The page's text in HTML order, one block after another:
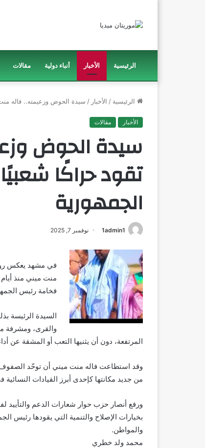
الرئيسية الأخبار أنباء دولية مقالات
الرئيسية / الأخبار / سيدة الحوض وزعيمته.. فاله منت
الأخبار مقالات
سيدة الحوض
تقود حراكًا
الجمهورية
1admin1 نوفمبر 7, 2025
في مشهد يعكس روح
منت ميني منذ
فخامة رئيس
السيدة الرئيسة
والقرى، ومشرفة
المرتفعة، دون أن يثنيها التعب أو المشقة عن
وقد استطاعت فاله منت ميني أن توحّد الصفوف
من جديد مكانتها كإحدى أبرز القيادات
ورفع أنصار حزب حوار شعارات الدعم والتأييد
بخيارات الإصلاح والتنمية التي يقودها رئيس
والمواطن.
محمد ولد خطري